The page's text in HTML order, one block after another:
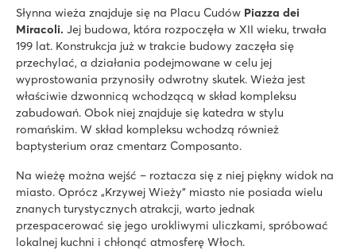
Słynna wieża znajduje się na Placu Cudów Piazza dei
Miracoli. Jej budowa, która rozpoczęła w XII wieku, trwała
199 lat. Konstrukcja już w trakcie budowy zaczęła się
przechylać, a działania podejmowane w celu jej
wyprostowania przynosiły odwrotny skutek. Wieża jest
właściwie dzwonnicą wchodzącą w skład kompleksu
zabudowań. Obok niej znajduje się katedra w stylu
romańskim. W skład kompleksu wchodzą również
baptysterium oraz cmentarz Composanto.
Na wieżę można wejść – roztacza się z niej piękny widok na
miasto. Oprócz „Krzywej Wieży” miasto nie posiada wielu
znanych turystycznych atrakcji, warto jednak
przespacerować się jego urokliwymi uliczkami, spróbować
lokalnej kuchni i chłonąć atmosferę Włoch.